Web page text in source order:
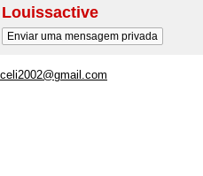
Louissactive
Enviar uma mensagem privada